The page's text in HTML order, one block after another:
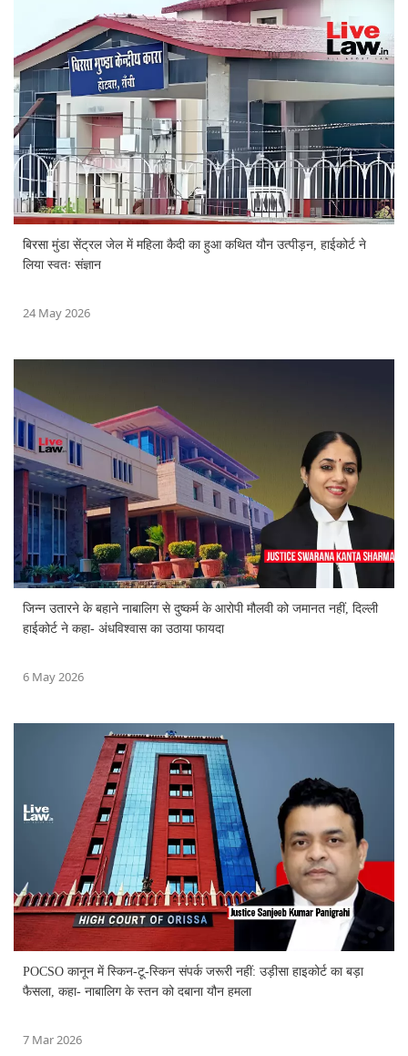
बिरसा मुंडा सेंट्रल जेल में महिला कैदी का हुआ कथित यौन उत्पीड़न, हाईकोर्ट ने
लिया स्वतः संज्ञान
24 May 2026
जिन्न उतारने के बहाने नाबालिग से दुष्कर्म के आरोपी मौलवी को जमानत नहीं, दिल्ली
हाईकोर्ट ने कहा- अंधविश्वास का उठाया फायदा
6 May 2026
POCSO कानून में स्किन-टू-स्किन संपर्क जरूरी नहीं: उड़ीसा हाइकोर्ट का बड़ा
फैसला, कहा- नाबालिग के स्तन को दबाना यौन हमला
7 Mar 2026